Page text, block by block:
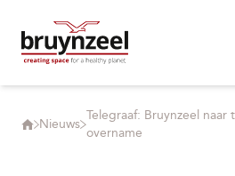
UITGELICHT
Duurzaamheid
Nieuws
Telegraaf: Bruynzeel naar
overname